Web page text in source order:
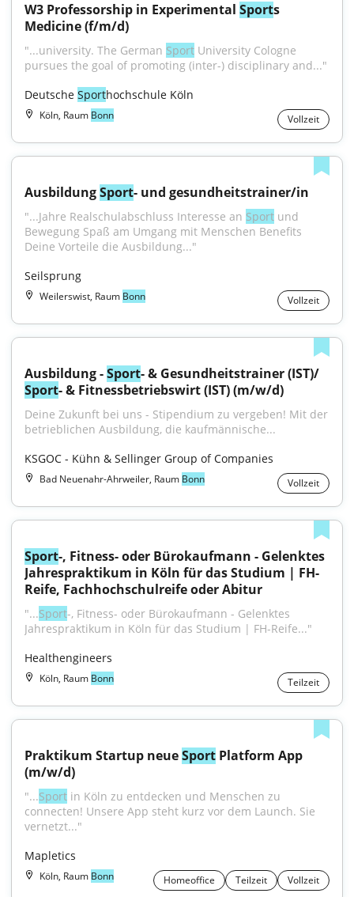
W3 Professorship in Experimental Sports
Medicine (f/m/d)
"...university. The German Sport University Cologne
pursues the goal of promoting (inter-) disciplinary and..."
Deutsche Sporthochschule Köln
Köln, Raum Bonn Vollzeit
Ausbildung Sport- und gesundheitstrainer/in
"...Jahre Realschulabschluss Interesse an Sport und
Bewegung Spaß am Umgang mit Menschen Benefits
Deine Vorteile die Ausbildung..."
Seilsprung
Weilerswist, Raum Bonn Vollzeit
Ausbildung - Sport
Sport- & Fitnessbetriebswirt (IST) (m/w/d)
Deine Zukunft bei uns - Stipendium zu vergeben! Mit der
betrieblichen Ausbildung, die kaufmännische...
KSGOC - Kühn & Sellinger Group of Companies
Bad Neuenahr-Ahrweiler, Raum Bonn Vollzeit
Sport-, Fitness- oder Bürokaufmann - Gelenktes
Jahrespraktikum in Köln für das Studium | FH-
Reife, Fachhochschulreife oder Abitur
"...Sport-, Fitness- oder Bürokaufmann - Gelenktes
Jahrespraktikum in Köln für das Studium | FH-Reife..."
Healthengineers
Köln, Raum Bonn Teilzeit
Praktikum Startup neue Sport Platform App
(m/w/d)
"...Sport in Köln zu entdecken und Menschen zu
connecten! Unsere App steht kurz vor dem Launch. Sie
vernetzt..."
Mapletics
Köln, Raum Bonn Homeoffice Teilzeit Vollzeit